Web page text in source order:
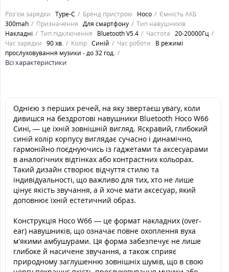
Роз'єм зарядки Type-C Бренд пристрою Hoco
Ємність АКБ
300mah
Призначення Для смартфону
Тип навушників
Накладні
Тип підключення Bluetooth V5.4 Частота 20-20000Гц
Час зарядки 90 хв. Колір Синій Час роботи
В режимі
прослуховування музики - до 32 год.
Всі характеристики
Однією з перших речей, на яку звертаєш увагу, коли
дивишся на бездротові навушники Bluetooth Hoco W66
Сині, — це їхній зовнішній вигляд. Яскравий, глибокий
синій колір корпусу виглядає сучасно і динамічно,
гармонійно поєднуючись із гаджетами та аксесуарами
в аналогічних відтінках або контрастних кольорах.
Такий дизайн створює відчуття стилю та
індивідуальності, що важливо для тих, хто не лише
цінує якість звучання, а й хоче мати аксесуар, який
доповнює їхній естетичний образ.
Конструкція Hoco W66 — це формат накладних (over-
ear) навушників, що означає повне охоплення вуха
м’якими амбушурами. Ця форма забезпечує не лише
глибоке й насичене звучання, а також сприяє
природному заглушенню зовнішніх шумів, що в свою